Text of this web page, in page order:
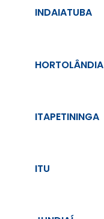
INDAIATUBA
HORTOLÂNDIA
ITAPETININGA
ITU